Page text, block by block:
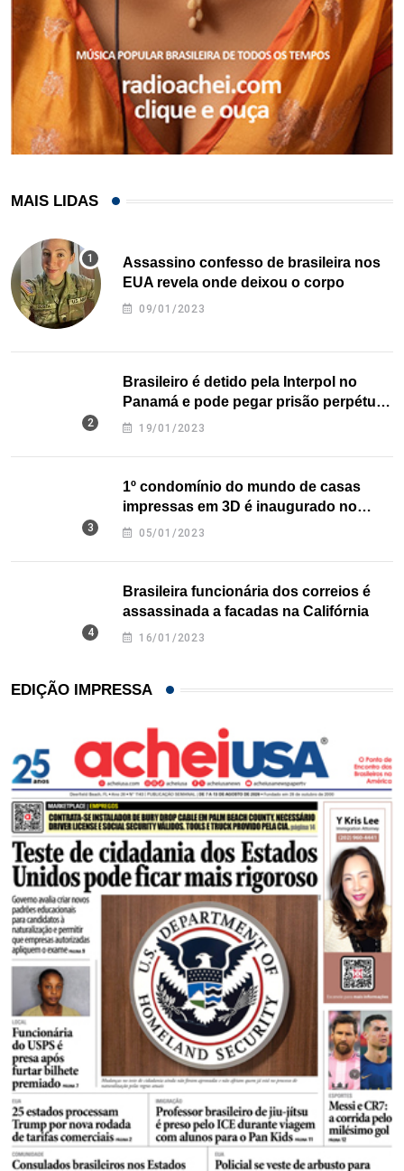
MAIS LIDAS
Assassino confesso de brasileira nos
EUA revela onde deixou o corpo
09/01/2023
Brasileiro é detido pela Interpol no
Panamá e pode pegar prisão perpétua
nos EUA
19/01/2023
1º condomínio do mundo de casas
impressas em 3D é inaugurado no
Texas
05/01/2023
Brasileira funcionária dos correios é
assassinada a facadas na Califórnia
16/01/2023
EDIÇÃO IMPRESSA